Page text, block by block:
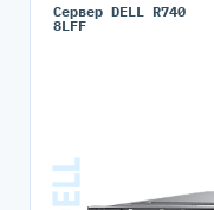
Сервер DELL R740
8LFF